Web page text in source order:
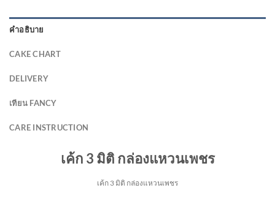
คำอธิบาย
CAKE CHART
DELIVERY
เทียน FANCY
CARE INSTRUCTION
เค้ก 3 มิติ กล่องแหวนเพชร
เค้ก 3 มิติ กล่องแหวนเพชร